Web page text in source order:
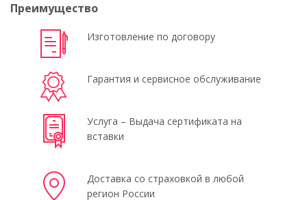
Преимущество
Изготовление по договору
Гарантия и сервисное обслуживание
Услуга – Выдача сертификата на
вставки
Доставка со страховкой в любой
регион России